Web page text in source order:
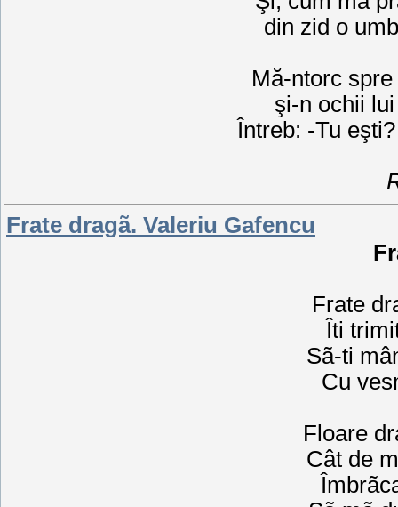
din zid o
Mă-ntorc
şi-n ochii
Întreb: -Tu
Frate dragã. Valeriu Gafencu
Frate
Îti
Sã-ti
Cu
Floare
Cât de